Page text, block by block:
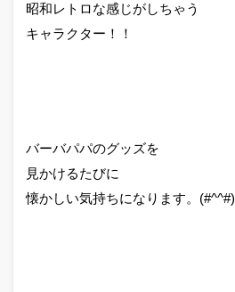
昭和レトロな感じがしちゃう
キャラクター！！
バーバパパのグッズを
見かけるたびに
懐かしい気持ちになります。(#^^#)